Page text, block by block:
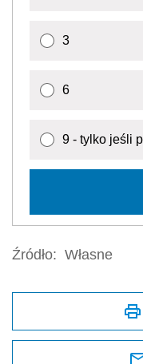
3
6
9 - tylko jeśli
Źródło: Własne